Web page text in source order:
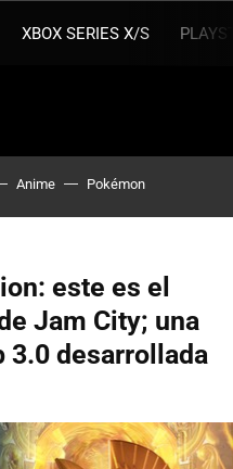
XBOX SERIES X/S
Anime Pokémon
este es el
Jam City; una
3.0 desarrollada